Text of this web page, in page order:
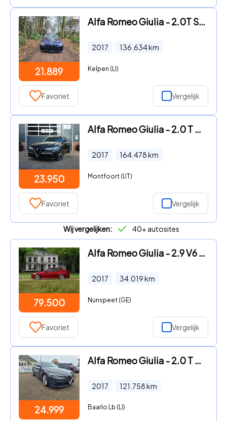
21.889
Alfa Romeo Giulia - 2.0T Super
2017 136.634km
Kelpen (LI)
Favoriet Vergelijk
23.950
Alfa Romeo Giulia - 2.0 T AWD Veloce
2017 164.478km
Montfoort (UT)
Favoriet Vergelijk
Wij vergelijken: 40+ autosites
79.500
Alfa Romeo Giulia - 2.9 V6 Quadrifoglio | Manual
2017 34.019km
Nunspeet (GE)
Favoriet Vergelijk
24.999
Alfa Romeo Giulia - 2.0 T AWD Veloce Q4 280PK
2017 121.758km
Baarlo Lb (LI)